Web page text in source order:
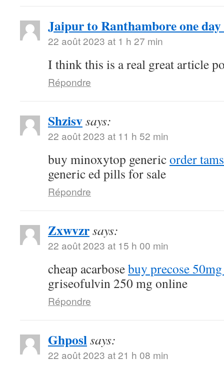
Jaipur to Ranthambore one
22 août 2023 at 1 h 27 min
I think this is a real great article
Répondre
Shzisvsays:
22 août 2023 at 11 h 52 min
buy minoxytop genericorder
generic ed pills for sale
Répondre
Zxwvzrsays:
22 août 2023 at 15 h 00 min
cheap acarbosebuy precose
griseofulvin 250 mg online
Répondre
Ghposlsays:
22 août 2023 at 21 h 08 min